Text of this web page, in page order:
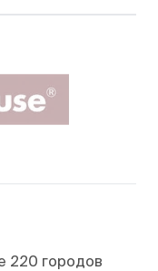
220 городов